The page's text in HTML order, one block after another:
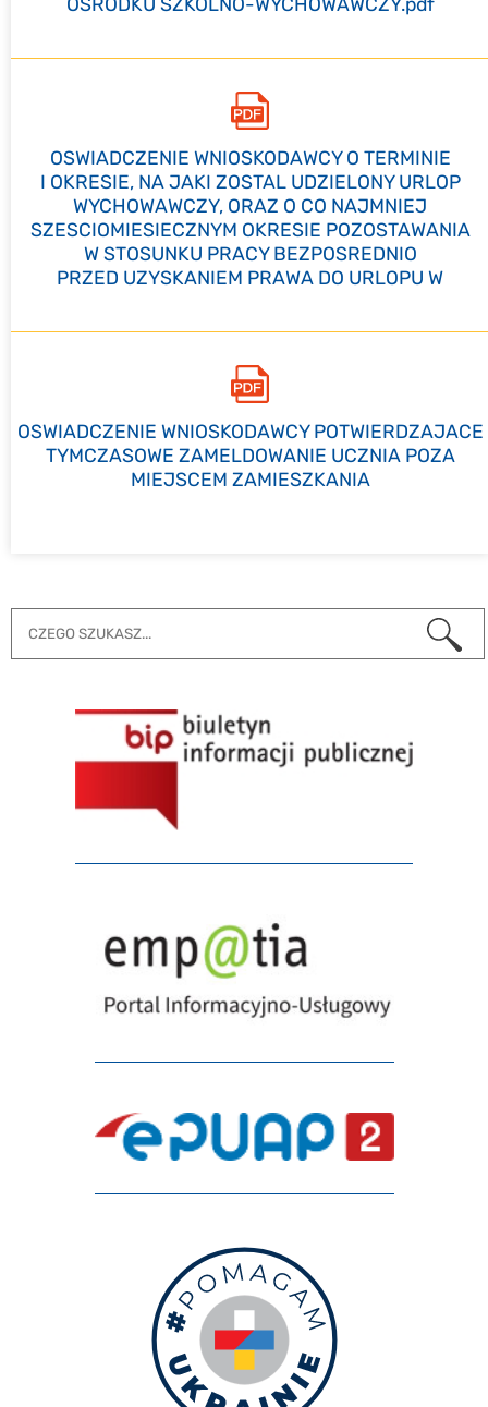
OSRODKU SZKOLNO-WYCHOWAWCZY.pdf
OSWIADCZENIE WNIOSKODAWCY O TERMINIE
I OKRESIE, NA JAKI ZOSTAL UDZIELONY URLOP
WYCHOWAWCZY, ORAZ O CO NAJMNIEJ
SZESCIOMIESIECZNYM OKRESIE POZOSTAWANIA
W STOSUNKU PRACY BEZPOSREDNIO
PRZED UZYSKANIEM PRAWA DO URLOPU W
OSWIADCZENIE WNIOSKODAWCY POTWIERDZAJACE
TYMCZASOWE ZAMELDOWANIE UCZNIA POZA
MIEJSCEM ZAMIESZKANIA